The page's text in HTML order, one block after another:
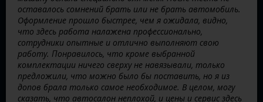
оставалось сомнений брать или не брать автомобиль.
Оформление прошло быстрее, чем я ожидала, видно,
что здесь работа налажена профессионально,
сотрудники опытные и отлично выполняют свою
работу. Понравилось, что кроме выбранной
комплектации ничего сверху не навязывали, только
предложили, что можно было бы поставить, но я из
допов брала только самое необходимое. В целом, могу
сказать, что автосалон неплохой, и цены и сервис здесь